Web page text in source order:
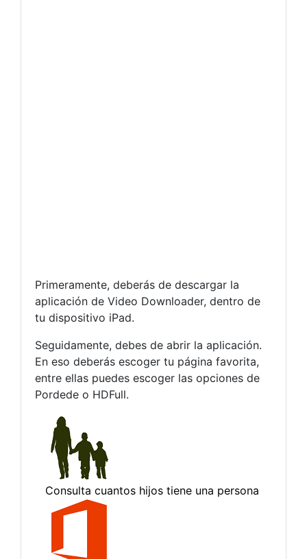
Primeramente, deberás de descargar la
aplicación de Video Downloader, dentro de
tu dispositivo iPad.
Seguidamente, debes de abrir la aplicación.
En eso deberás escoger tu página favorita,
entre ellas puedes escoger las opciones de
Pordede o HDFull.